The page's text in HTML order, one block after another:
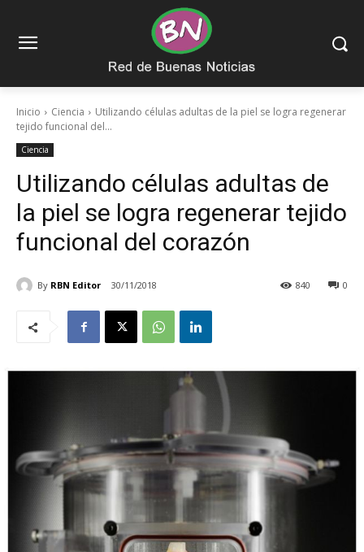
Inicio Ciencia
Utilizando células adultas de la piel se logra regenerar
tejido funcional del...
Ciencia
Utilizando células adultas de
la piel se logra regenerar tejido
funcional del corazón
By RBN Editor 30/11/2018 0
840